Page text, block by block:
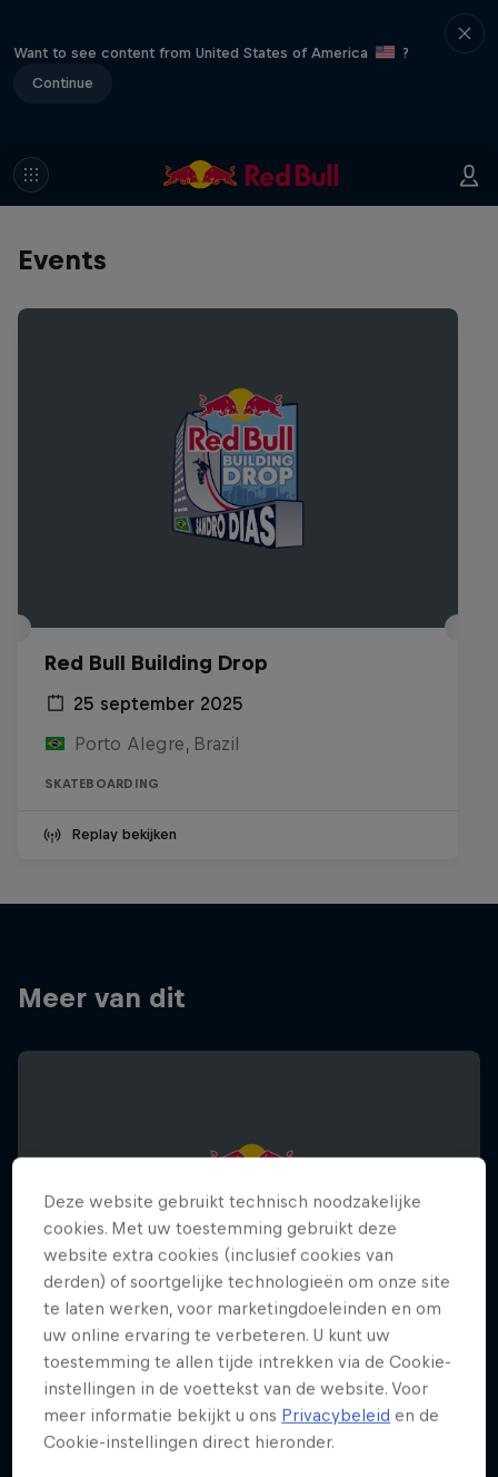
Want to see content from United States of America
?
Continue
Events
Red Bull Building Drop
25 september 2025
Porto Alegre, Brazil
SKATEBOARDING
Replay bekijken
Meer van dit
Red Bull Building Drop
Deze website gebruikt technisch noodzakelijke
cookies. Met uw toestemming gebruikt deze
website extra cookies (inclusief cookies van
derden) of soortgelijke technologieën om onze site
te laten werken, voor marketingdoeleinden en om
uw online ervaring te verbeteren. U kunt uw
toestemming te allen tijde intrekken via de Cookie-
instellingen in de voettekst van de website. Voor
meer informatie bekijkt u ons Privacybeleid en de
Cookie-instellingen direct hieronder.